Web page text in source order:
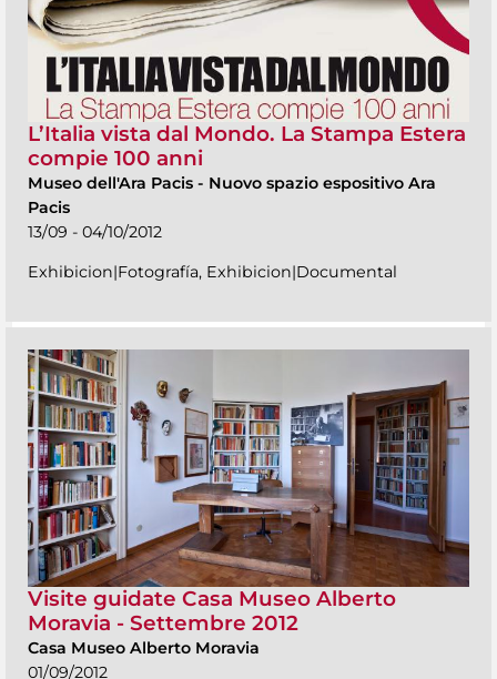
L’Italia vista dal Mondo. La Stampa Estera
compie 100 anni
Museo dell'Ara Pacis - Nuovo spazio espositivo Ara
Pacis
13/09 - 04/10/2012
Exhibicion|Fotografía, Exhibicion|Documental
Visite guidate Casa Museo Alberto
Moravia - Settembre 2012
Casa Museo Alberto Moravia
01/09/2012